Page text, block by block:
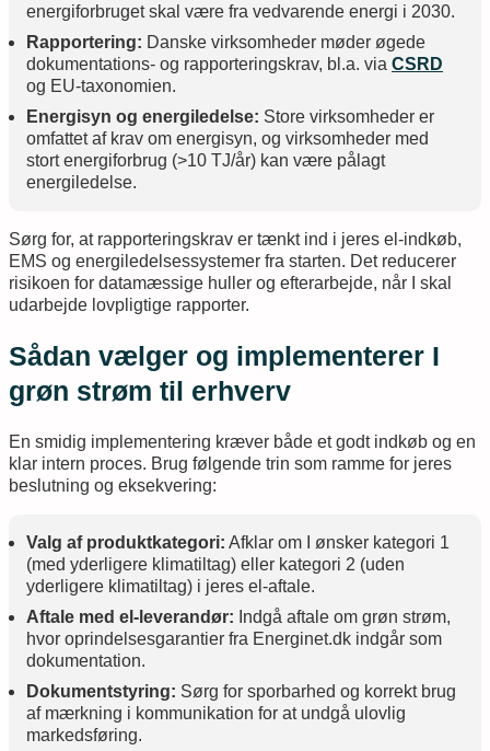
energiforbruget skal være fra vedvarende energi i 2030.
Rapportering: Danske virksomheder møder øgede
dokumentations- og rapporteringskrav, bl.a. via CSRD
og EU-taxonomien.
Energisyn og energiledelse: Store virksomheder er
omfattet af krav om energisyn, og virksomheder med
stort energiforbrug (>10 TJ/år) kan være pålagt
energiledelse.
Sørg for, at rapporteringskrav er tænkt ind i jeres el-indkøb,
EMS og energiledelsessystemer fra starten. Det reducerer
risikoen for datamæssige huller og efterarbejde, når I skal
udarbejde lovpligtige rapporter.
Sådan vælger og implementerer I
grøn strøm til erhverv
En smidig implementering kræver både et godt indkøb og en
klar intern proces. Brug følgende trin som ramme for jeres
beslutning og eksekvering:
Valg af produktkategori: Afklar om I ønsker kategori 1
(med yderligere klimatiltag) eller kategori 2 (uden
yderligere klimatiltag) i jeres el-aftale.
Aftale med el-leverandør: Indgå aftale om grøn strøm,
hvor oprindelsesgarantier fra Energinet.dk indgår som
dokumentation.
Dokumentstyring: Sørg for sporbarhed og korrekt brug
af mærkning i kommunikation for at undgå ulovlig
markedsføring.